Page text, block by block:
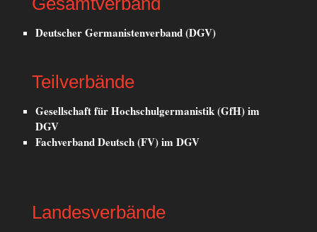
Deutscher Germanistenverband (DGV)
Teilverbände
Gesellschaft für Hochschulgermanistik (GfH) im
DGV
Fachverband Deutsch (FV) im DGV
Landesverbände